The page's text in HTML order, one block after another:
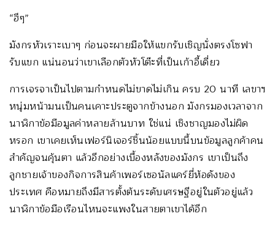
“ฮึๆ”
มังกรหัวเราะเบาๆ ก่อนจะผายมือให้แขกรับเชิญนั่งตรงโซฟา
รับแขก แน่นอนว่าเขาเลือกตัวหัวโต๊ะที่เป็นเก้าอี้เดี่ยว
การเจรจาเป็นไปตามกำหนดไม่ขาดไม่เกิน ครบ 20 นาที เลขาฯ
หนุ่มหน้ามนเป็นคนเคาะประตูจากข้างนอก มังกรมองเวลาจาก
นาฬิกาข้อมือมูลค่าหลายล้านบาท ใช่แน่ เชิงชาญมองไม่ผิด
หรอก เขาเคยเห็นเฟอร์นิเจอร์ชิ้นน้อยแบบนี้บนข้อมูลลูกค้าคน
สำคัญจนคุ้นตา แล้วอีกอย่างเบื้องหลังของมังกร เขาเป็นถึง
ลูกชายเจ้าของกิจการสินค้าเพอร์เซอนัลแคร์ยี่ห้อดังของ
ประเทศ คือหมายถึงมีสารตั้งต้นระดับเศรษฐีอยู่ในตัวอยู่แล้ว
นาฬิกาข้อมือเรือนไหนจะแพงในสายตาเขาได้อีก